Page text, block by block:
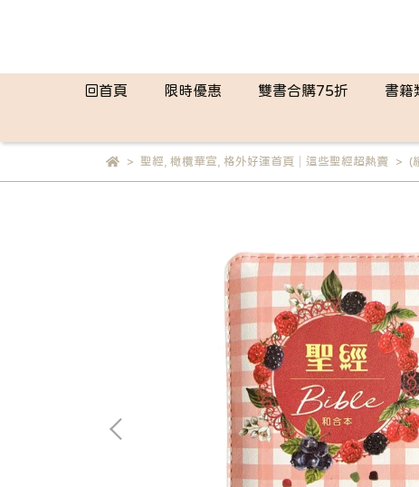
回首頁 限時優惠 雙書合購75折 書籍
聖經 橄欖華宣 格外好運首頁│這些聖經超熱賣 (